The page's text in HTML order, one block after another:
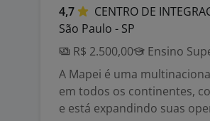
4,7 CENTRO DE
São Paulo - SP
R$ 2.500,00
Ensino
A Mapei é uma
em todos os continentes,
e está expandindo suas